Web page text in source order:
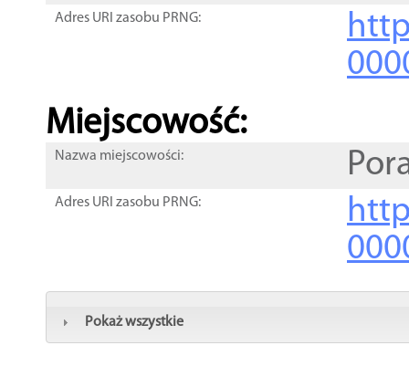
Adres URI zasobu PRNG:
Miejscowość:
Nazwa miejscowości:
Adres URI zasobu PRNG:
Pokaż wszystkie